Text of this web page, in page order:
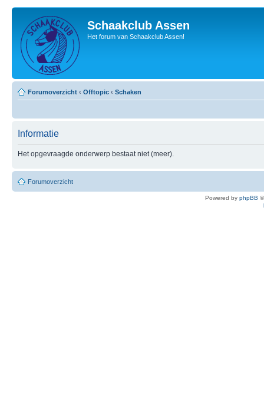
Schaakclub Assen
Het forum van Schaakclub Assen!
Forumoverzicht ‹ Offtopic ‹ Schaken
Informatie
Het opgevraagde onderwerp bestaat niet (meer).
Forumoverzicht
Powered by phpBB